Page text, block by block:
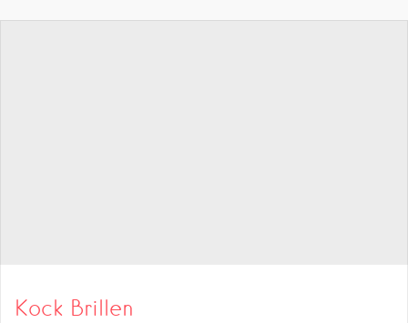
Kock Brillen